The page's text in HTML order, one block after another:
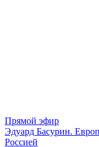
Прямой эфир
Эдуард Басурин.
Россией